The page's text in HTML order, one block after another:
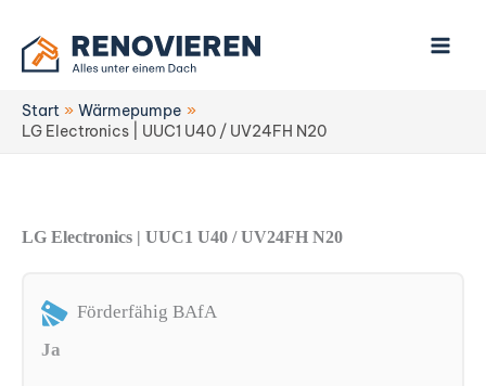
Inhalt
springen
Start
Wärmepumpe
LG Electronics | UUC1 U40 / UV24FH N20
LG Electronics | UUC1 U40 / UV24FH N20
Förderfähig BAfA
Ja